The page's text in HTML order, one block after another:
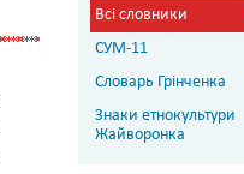
Всі словники
СУМ-11
Словарь Грінченка
Знаки етнокультури
Жайворонка